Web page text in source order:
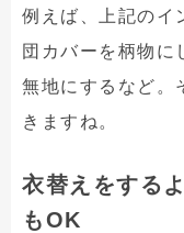
例えば、上記のイ
団カバーを柄物に
無地にするなど。
きますね。
衣替えをする
もOK